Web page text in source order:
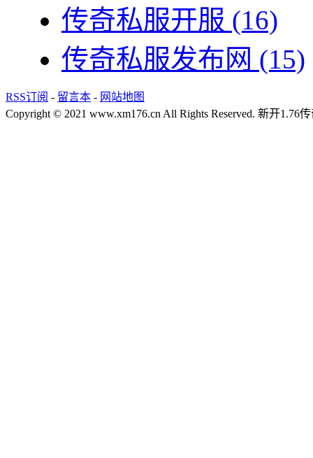
传奇私服开服 (16)
传奇私服发布网 (15)
RSS订阅 - 留言本 - 网站地图
Copyright © 2021 www.xm176.cn All Rights Reserved. 新开1.76